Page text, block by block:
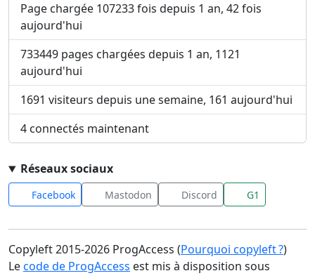
Page chargée 107233 fois depuis 1 an, 42 fois
aujourd'hui
733449 pages chargées depuis 1 an, 1121
aujourd'hui
1691 visiteurs depuis une semaine, 161 aujourd'hui
4 connectés maintenant
Réseaux sociaux
Facebook Mastodon Discord G1
Copyleft 2015-2026 ProgAccess (Pourquoi copyleft ?)
Lecode de ProgAccess est mis à disposition sous